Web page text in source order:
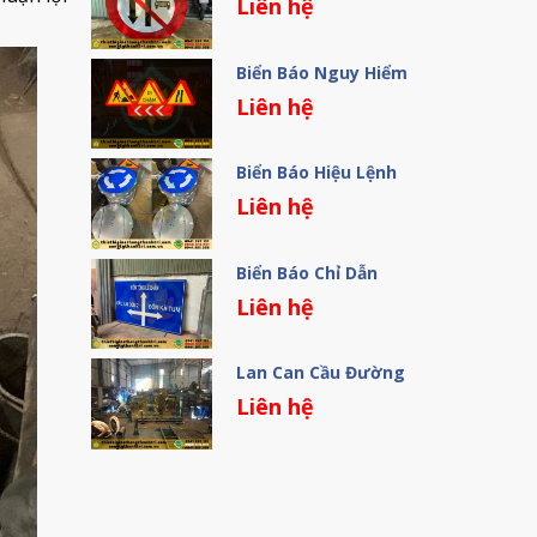
Liên hệ
Biển Báo Nguy Hiểm
Liên hệ
Biển Báo Hiệu Lệnh
Liên hệ
Biển Báo Chỉ Dẫn
Liên hệ
Lan Can Cầu Đường
Liên hệ